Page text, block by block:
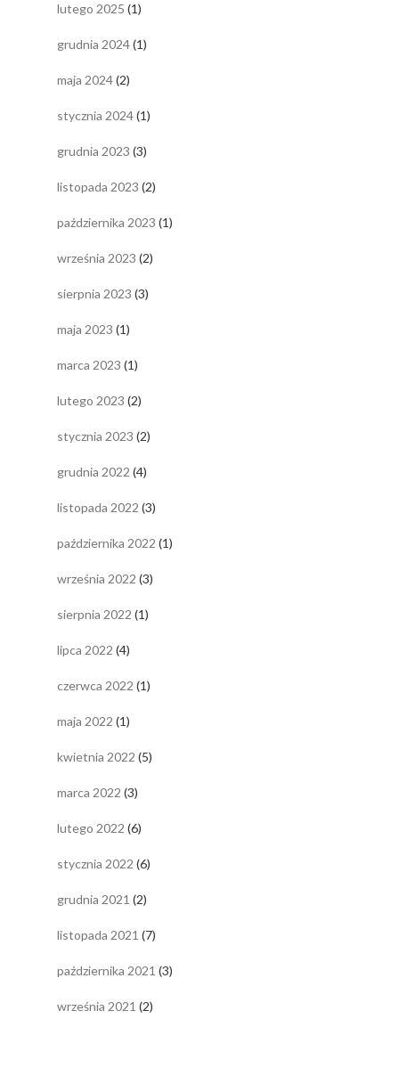
lutego 2025 (1)
grudnia 2024(1)
maja 2024(2)
stycznia 2024(1)
grudnia 2023 (3)
listopada 2023 (2)
października 2023 (1)
września 2023 (2)
sierpnia 2023 (3)
maja 2023 (1)
marca 2023 (1)
lutego 2023 (2)
stycznia 2023 (2)
grudnia 2022 (4)
listopada 2022 (3)
października 2022 (1)
września 2022 (3)
sierpnia 2022 (1)
lipca 2022 (4)
czerwca 2022 (1)
maja 2022 (1)
kwietnia 2022 (5)
marca 2022 (3)
lutego 2022 (6)
stycznia 2022 (6)
grudnia 2021 (2)
listopada 2021 (7)
października 2021 (3)
września 2021 (2)